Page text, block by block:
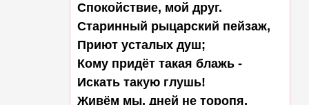
Спокойствие, мой друг.
Старинный рыцарский пейзаж,
Приют усталых душ;
Кому придёт такая блажь -
Искать такую глушь!
Живём мы, дней не торопя,